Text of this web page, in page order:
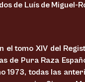
de Luís de Miguel-
el tomo XIV del
de Pura Raza
1973, todas las